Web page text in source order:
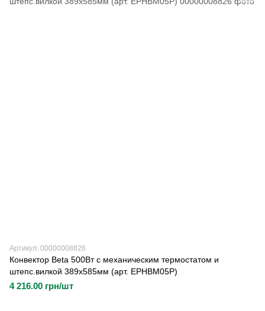
Артикул: 00000008826
Конвектор Beta 500Вт с механическим термостатом и
штепс.вилкой 389х585мм (арт. EPHBM05P)
4 216.00 грн/шт